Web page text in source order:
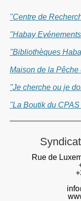
''Centre de
''Habay
''Bibliothèques
Maison de la
''Je cherche ou je
''La Boutik du
Rue de